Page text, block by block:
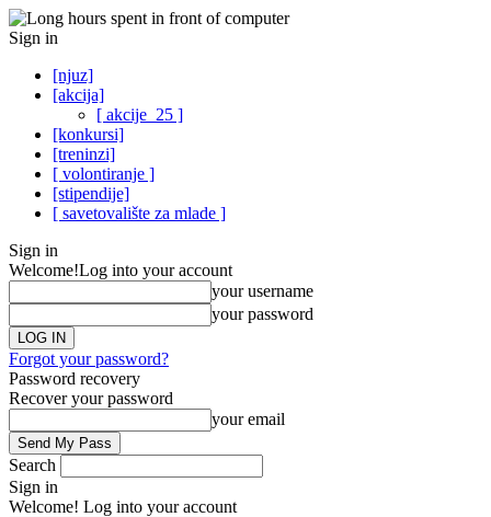
Sign in
[njuz]
[akcija]
[ akcije_25 ]
[konkursi]
[treninzi]
[ volontiranje ]
[stipendije]
[ savetovalište za mlade ]
Sign in
Welcome!Log into your account
your username
your password
Forgot your password?
Password recovery
Recover your password
your email
Search
Sign in
Welcome! Log into your account